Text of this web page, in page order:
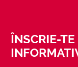
ÎNSCRIE-